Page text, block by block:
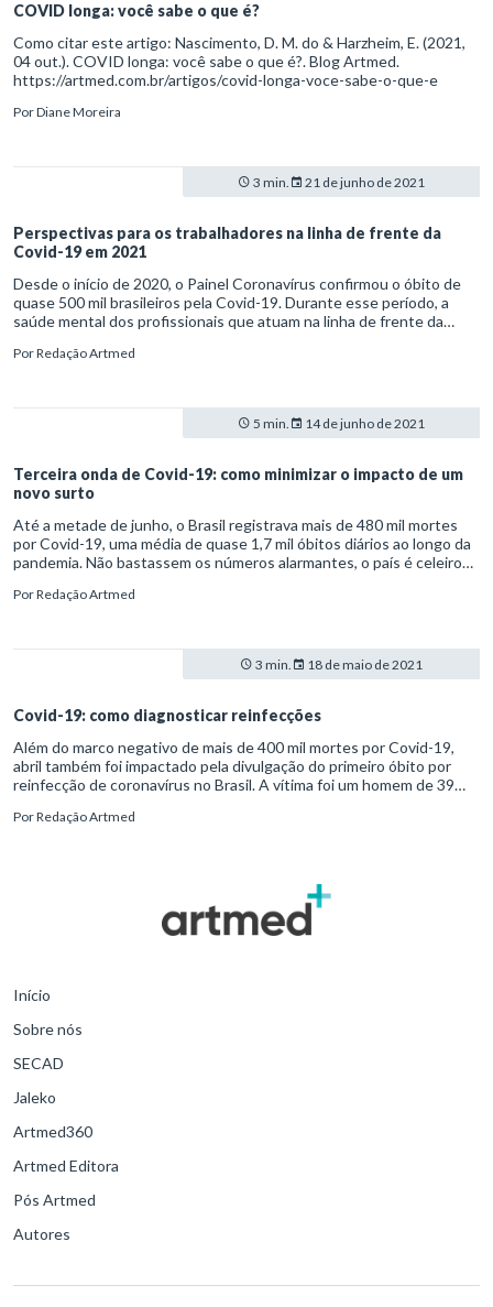
COVID longa: você sabe o que é?
Como citar este artigo: Nascimento, D. M. do & Harzheim, E. (2021,
04 out.). COVID longa: você sabe o que é?. Blog Artmed.
https://artmed.com.br/artigos/covid-longa-voce-sabe-o-que-e
PorDiane Moreira
3 min. 21 de junho de 2021
Perspectivas para os trabalhadores na linha de frente da
Covid-19 em 2021
Desde o início de 2020, o Painel Coronavírus confirmou o óbito de
quase 500 mil brasileiros pela Covid-19. Durante esse período, a
saúde mental dos profissionais que atuam na linha de frente da
PorRedação Artmed
5 min. 14 de junho de 2021
Terceira onda de Covid-19: como minimizar o impacto de um
novo surto
Até a metade de junho, o Brasil registrava mais de 480 mil mortes
por Covid-19, uma média de quase 1,7 mil óbitos diários ao longo da
pandemia. Não bastassem os números alarmantes, o país é celeiro
PorRedação Artmed
3 min. 18 de maio de 2021
Covid-19: como diagnosticar reinfecções
Além do marco negativo de mais de 400 mil mortes por Covid-19,
abril também foi impactado pela divulgação do primeiro óbito por
reinfecção de coronavírus no Brasil. A vítima foi um homem de 39
meses e 11 dias.
PorRedação Artmed
Início
Sobre nós
SECAD
Jaleko
Artmed360
Artmed Editora
Pós Artmed
Autores